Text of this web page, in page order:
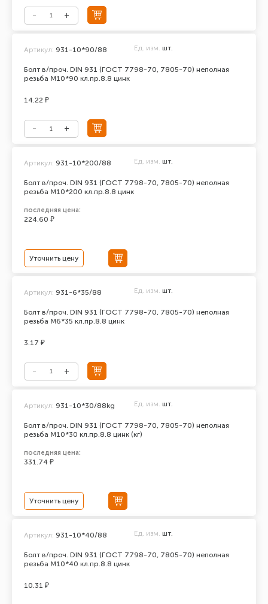
Болт в/проч. DIN 931 (ГОСТ 7798-70, 7805-70) неполная
резьба М10*90 кл.пр.8.8 цинк
Артикул: 931-10*90/88 Ед. изм. шт.
14.22 ₽
Болт в/проч. DIN 931 (ГОСТ 7798-70, 7805-70) неполная
резьба М10*200 кл.пр.8.8 цинк
Артикул: 931-10*200/88 Ед. изм. шт.
последняя цена:
224.60 ₽
Уточнить цену
Болт в/проч. DIN 931 (ГОСТ 7798-70, 7805-70) неполная
резьба М6*35 кл.пр.8.8 цинк
Артикул: 931-6*35/88 Ед. изм. шт.
3.17 ₽
Болт в/проч. DIN 931 (ГОСТ 7798-70, 7805-70) неполная
резьба М10*30 кл.пр.8.8 цинк (кг)
Артикул: 931-10*30/88kg Ед. изм. шт.
последняя цена:
331.74 ₽
Уточнить цену
Болт в/проч. DIN 931 (ГОСТ 7798-70, 7805-70) неполная
резьба М10*40 кл.пр.8.8 цинк
Артикул: 931-10*40/88 Ед. изм. шт.
10.31 ₽